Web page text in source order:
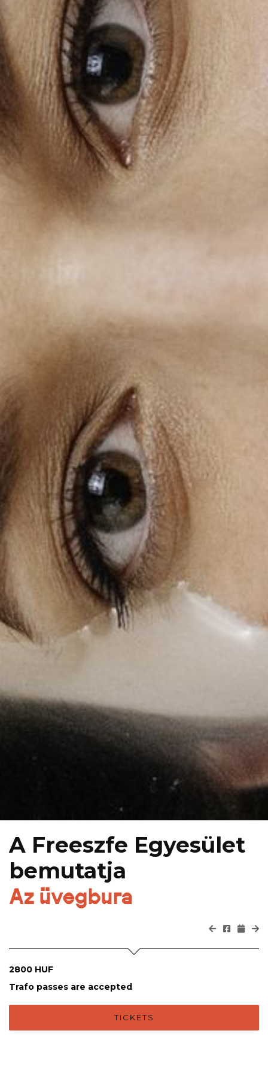
A Freeszfe Egyesület
bemutatja
Az üvegbura
2800 HUF
Trafo passes are accepted
TICKETS